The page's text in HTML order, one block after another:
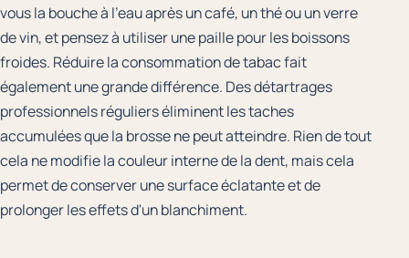
vous la bouche à l'eau après un café, un thé ou un verre
de vin, et pensez à utiliser une paille pour les boissons
froides. Réduire la consommation de tabac fait
également une grande différence. Des détartrages
professionnels réguliers éliminent les taches
accumulées que la brosse ne peut atteindre. Rien de tout
cela ne modifie la couleur interne de la dent, mais cela
permet de conserver une surface éclatante et de
prolonger les effets d'un blanchiment.